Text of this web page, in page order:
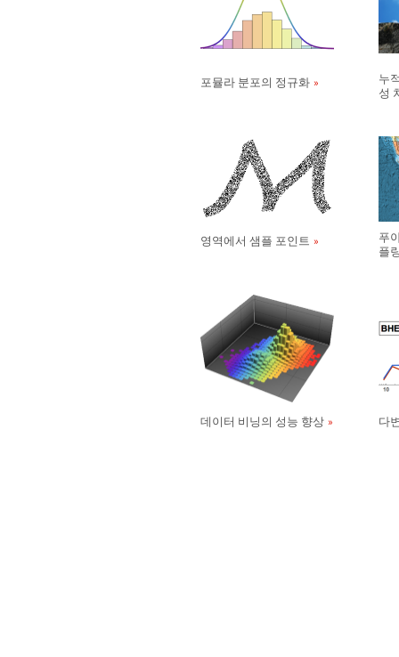
포뮬라 분포의 정규화
누
성
영역에서 샘플 포인트
푸
플
데이터 비닝의 성능 향상 다